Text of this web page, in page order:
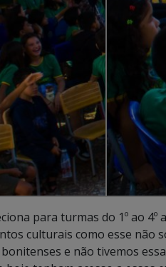
para turmas do 1º ao 4º
culturais como esse não
e não tivemos